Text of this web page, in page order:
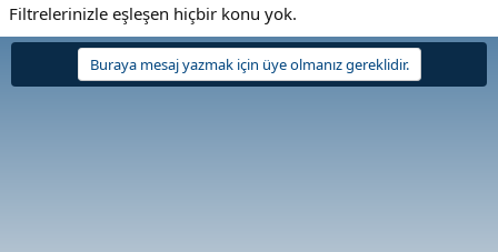
Filtrelerinizle eşleşen hiçbir konu yok.
Buraya mesaj yazmak için üye olmanız gereklidir.